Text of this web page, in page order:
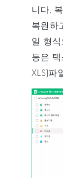
니다.
복원하
일 형
등은 텍
XLS)파